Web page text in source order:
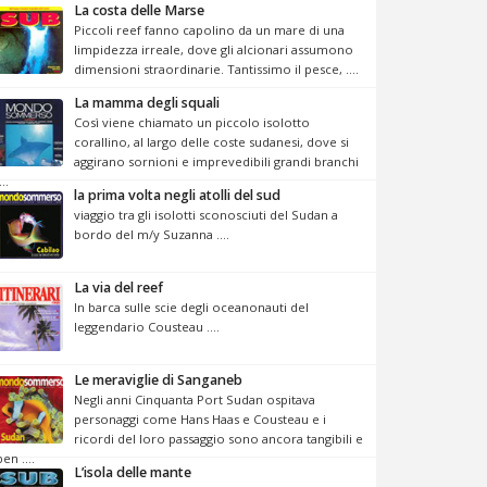
La costa delle Marse
Piccoli reef fanno capolino da un mare di una
limpidezza irreale, dove gli alcionari assumono
dimensioni straordinarie. Tantissimo il pesce, ....
La mamma degli squali
Così viene chiamato un piccolo isolotto
corallino, al largo delle coste sudanesi, dove si
aggirano sornioni e imprevedibili grandi branchi
la prima volta negli atolli del sud
viaggio tra gli isolotti sconosciuti del Sudan a
bordo del m/y Suzanna ....
La via del reef
In barca sulle scie degli oceanonauti del
leggendario Cousteau ....
Le meraviglie di Sanganeb
Negli anni Cinquanta Port Sudan ospitava
personaggi come Hans Haas e Cousteau e i
ricordi del loro passaggio sono ancora tangibili e
....
L’isola delle mante